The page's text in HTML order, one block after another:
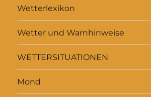
Wetterlexikon
Wetter und Warnhinweise
WETTERSITUATIONEN
Mond